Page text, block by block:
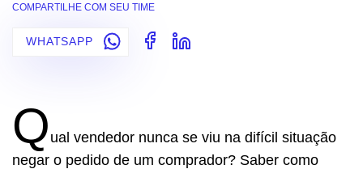
COMPARTILHE COM SEU TIME
WHATSAPP
Q ual vendedor nunca se viu na difícil situação
negar o pedido de um comprador? Saber como